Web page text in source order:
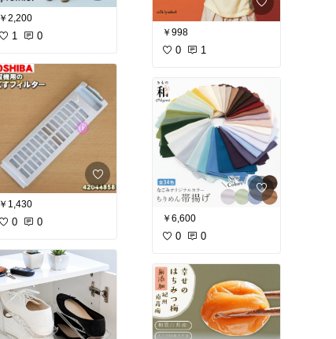
￥2,200
1 0
￥1,430
0 0
￥998
0 1
￥6,600
0 0